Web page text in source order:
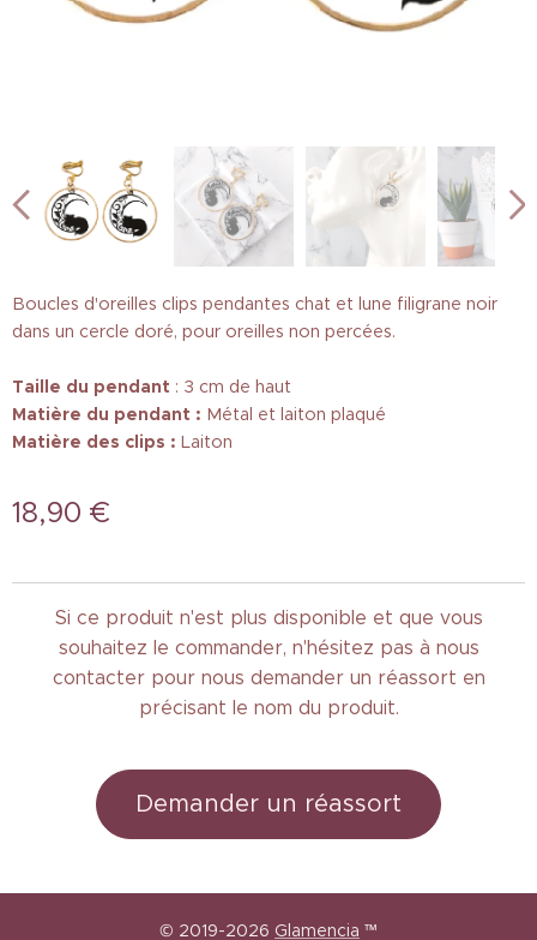
Boucles d'oreilles clips pendantes chat et lune filigrane noir
dans un cercle doré, pour oreilles non percées.
Taille du pendant : 3 cm de haut
Matière du pendant : Métal et laiton plaqué
Matière des clips : Laiton
18,90 €
Si ce produit n'est plus disponible et que vous
souhaitez le commander, n'hésitez pas à nous
contacter pour nous demander un réassort en
précisant le nom du produit.
Demander un réassort
© 2019-2026 Glamencia ™